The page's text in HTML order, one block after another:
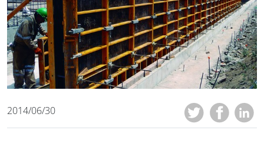
2014/06/30